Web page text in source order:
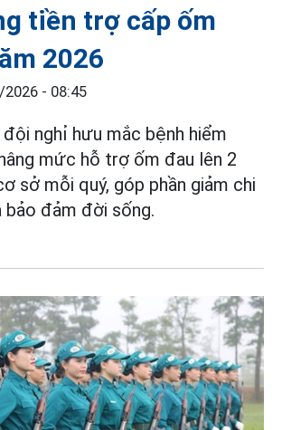
tiền trợ cấp ốm
2026
- 08:45
đội nghỉ hưu mắc bệnh hiểm
mức hỗ trợ ốm đau lên 2
sở mỗi quý, góp phần giảm chi
bảo đảm đời sống.